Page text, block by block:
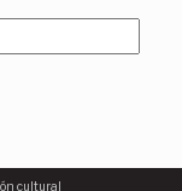
cultural